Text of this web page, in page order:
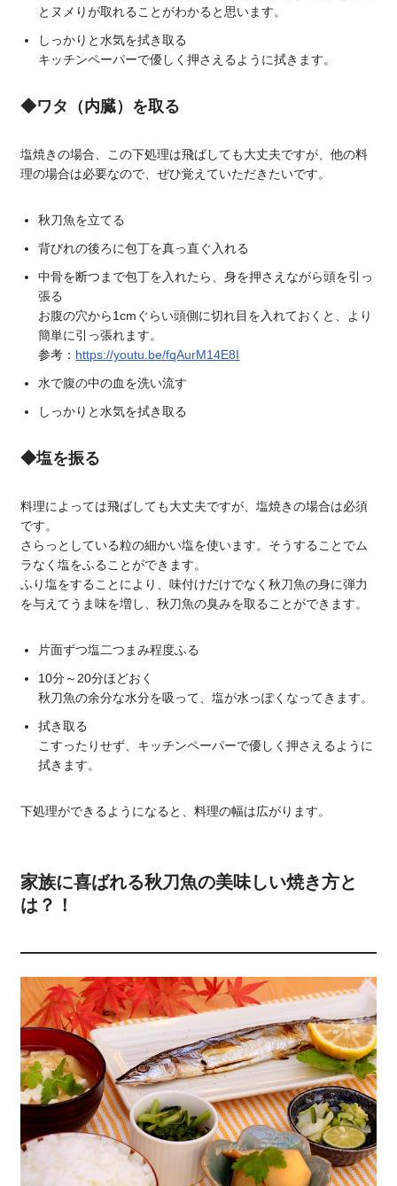
とヌメりが取れることがわかると思います。
しっかりと水気を拭き取る
キッチンペーパーで優しく押さえるように拭きます。
◆ワタ（内臓）を取る
塩焼きの場合、この下処理は飛ばしても大丈夫ですが、他の料
理の場合は必要なので、ぜひ覚えていただきたいです。
秋刀魚を立てる
背びれの後ろに包丁を真っ直ぐ入れる
中骨を断つまで包丁を入れたら、身を押さえながら頭を引っ
張る
お腹の穴から1cmぐらい頭側に切れ目を入れておくと、より
簡単に引っ張れます。
参考： https://youtu.be/fqAurM14E8I
水で腹の中の血を洗い流す
しっかりと水気を拭き取る
◆塩を振る
料理によっては飛ばしても大丈夫ですが、塩焼きの場合は必須
です。
さらっとしている粒の細かい塩を使います。そうすることでム
ラなく塩をふることができます。
ふり塩をすることにより、味付けだけでなく秋刀魚の身に弾力
を与えてうま味を増し、秋刀魚の臭みを取ることができます。
片面ずつ塩二つまみ程度ふる
10分～20分ほどおく
秋刀魚の余分な水分を吸って、塩が水っぽくなってきます。
拭き取る
こすったりせず、キッチンペーパーで優しく押さえるように
拭きます。
下処理ができるようになると、料理の幅は広がります。
家族に喜ばれる秋刀魚の美味しい焼き方と
は？！